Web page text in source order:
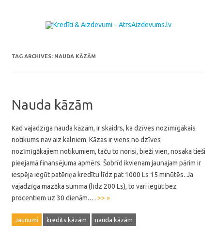
TAG ARCHIVES: NAUDA KĀZĀM
Nauda kāzām
Kad vajadzīga nauda kāzām, ir skaidrs, ka dzīves nozīmīgākais
notikums nav aiz kalniem. Kāzas ir viens no dzīves
nozīmīgākajiem notikumiem, taču to norisi, bieži vien, nosaka tieši
pieejamā finansējuma apmērs. Šobrīd ikvienam jaunajam pārim ir
iespēja iegūt patēriņa kredītu līdz pat 1000 Ls 15 minūtēs. Ja
vajadzīga mazāka summa (līdz 200 Ls), to vari iegūt bez
procentiem uz 30 dienām.… >> »
Jaunumi kredīts kāzām nauda kāzām